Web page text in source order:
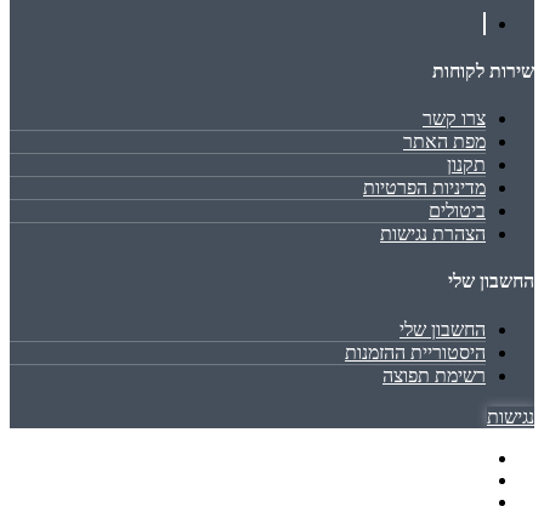
שירות לקוחות
צרו קשר
מפת האתר
תקנון
מדיניות הפרטיות
ביטולים
הצהרת נגישות
החשבון שלי
החשבון שלי
היסטוריית ההזמנות
רשימת תפוצה
נגישות